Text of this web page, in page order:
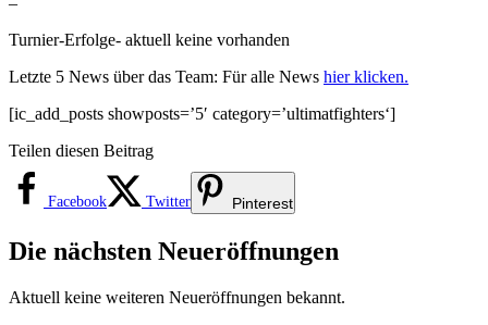
Turnier-Erfolge- aktuell keine vorhanden
Letzte 5 News über das Team: Für alle News hier klicken.
[ic_add_posts showposts=’5′ category=’ultimatfighters‘]
Teilen diesen Beitrag
Facebook Twitter Pinterest
Die nächsten Neueröffnungen
Aktuell keine weiteren Neueröffnungen bekannt.